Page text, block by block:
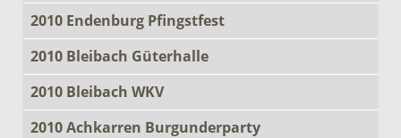
2010 Endenburg Pfingstfest
2010 Bleibach Güterhalle
2010 Bleibach WKV
2010 Achkarren Burgunderparty